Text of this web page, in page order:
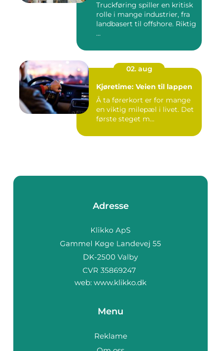
Truckføring spiller en kritisk
rolle i mange industrier, fra
landbasert til offshore. Riktig
...
02. aug
Kjøretime: Veien til lappen
Å ta førerkort er for mange
en viktig milepæl i livet. Det
første steget m...
Adresse
web: www.klikko.dk
Menu
Reklame